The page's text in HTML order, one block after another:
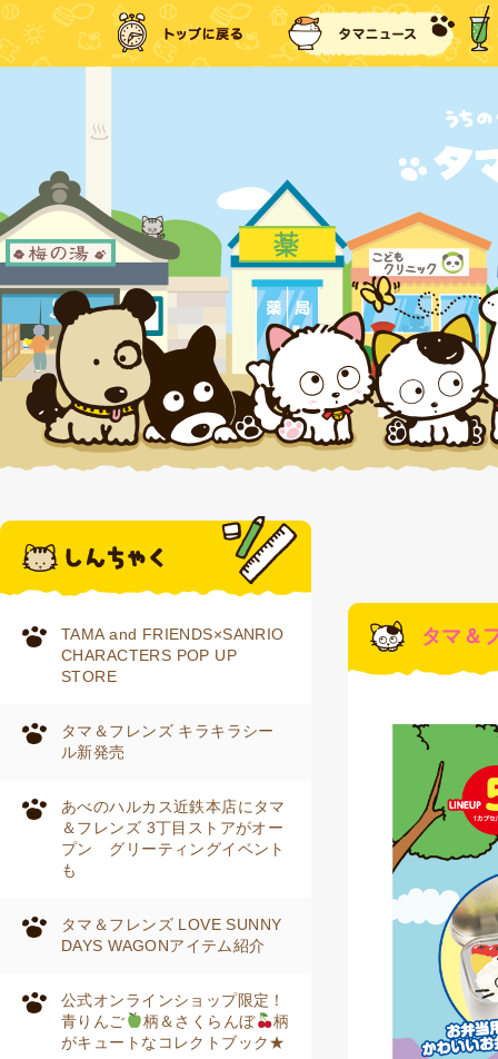
トップに戻る タ
TAMA and FRIENDS×SANRIO
CHARACTERS POP UP
STORE
タマ＆フレンズ キラキラシー
ル新発売
あべのハルカス近鉄本店にタマ
＆フレンズ 3丁目ストアがオー
プン グリーティングイベント
も
タマ＆フレンズ LOVE SUNNY
DAYS WAGONアイテム紹介
公式オンラインショップ限定！
青りんご
柄＆さくらんぼ
柄
がキュートなコレクトブック★
タマ＆